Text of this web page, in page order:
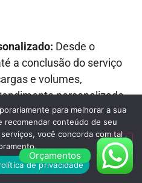
Desde o
a conclusão do serviço
e volumes,
personalizado
Orçamentos:Nossos
e
que não haja
ao longo do
Orçamentos
para melhorar a sua
recomendar conteúdo de seu
você concorda com tal
de privacidade